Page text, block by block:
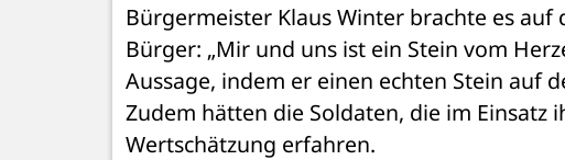
Bürgermeister Klaus Winter brachte es
Bürger: „Mir und uns ist ein Stein vom
Aussage, indem er einen echten Stein auf
Zudem hätten die Soldaten, die im Einsatz
Wertschätzung erfahren.